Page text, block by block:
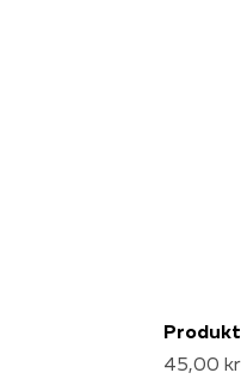
Produkt
45,00 kr